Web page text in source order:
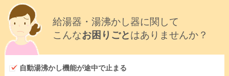
給湯器・湯沸かし器に関して
こんなお困りごとはありませんか？
自動湯沸かし機能が途中で止まる